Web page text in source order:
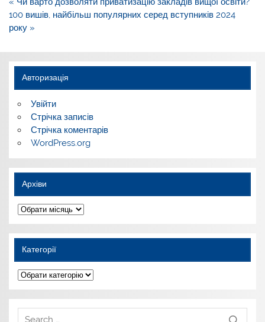
записів
100 вишів, найбільш популярних серед вступників 2024
року »
Авторизація
Увійти
Стрічка записів
Стрічка коментарів
WordPress.org
Архіви
Архіви
Категорії
Категорії